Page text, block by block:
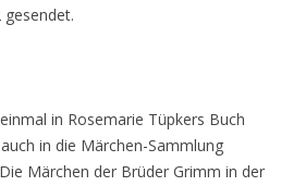
gesendet.
in Rosemarie Tüpkers Buch
in die Märchen-Sammlung
Märchen der Brüder Grimm in der